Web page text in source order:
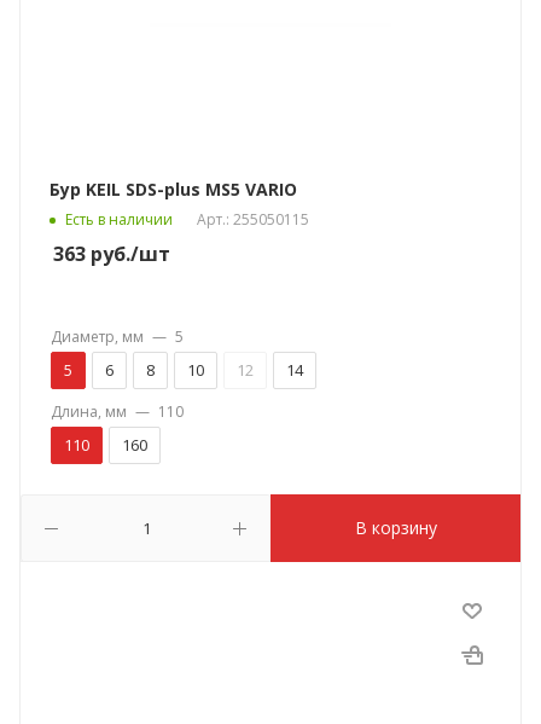
Бур KEIL SDS-plus MS5 VARIO
Есть в наличии Арт.: 255050115
363 руб./шт
В корзину
Диаметр, мм — 5
5 6 8 10 12 14
Длина, мм — 110
110 160